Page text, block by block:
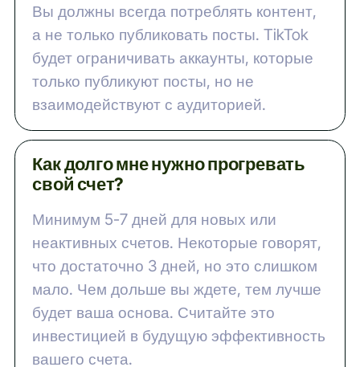
Вы должны всегда потреблять контент,
а не только публиковать посты. TikTok
будет ограничивать аккаунты, которые
только публикуют посты, но не
взаимодействуют с аудиторией.
Как долго мне нужно прогревать
свой счет?
Минимум 5-7 дней для новых или
неактивных счетов. Некоторые говорят,
что достаточно 3 дней, но это слишком
мало. Чем дольше вы ждете, тем лучше
будет ваша основа. Считайте это
инвестицией в будущую эффективность
вашего счета.